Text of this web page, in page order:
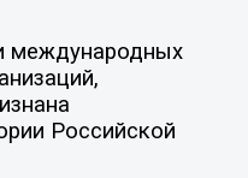
международных
Российской